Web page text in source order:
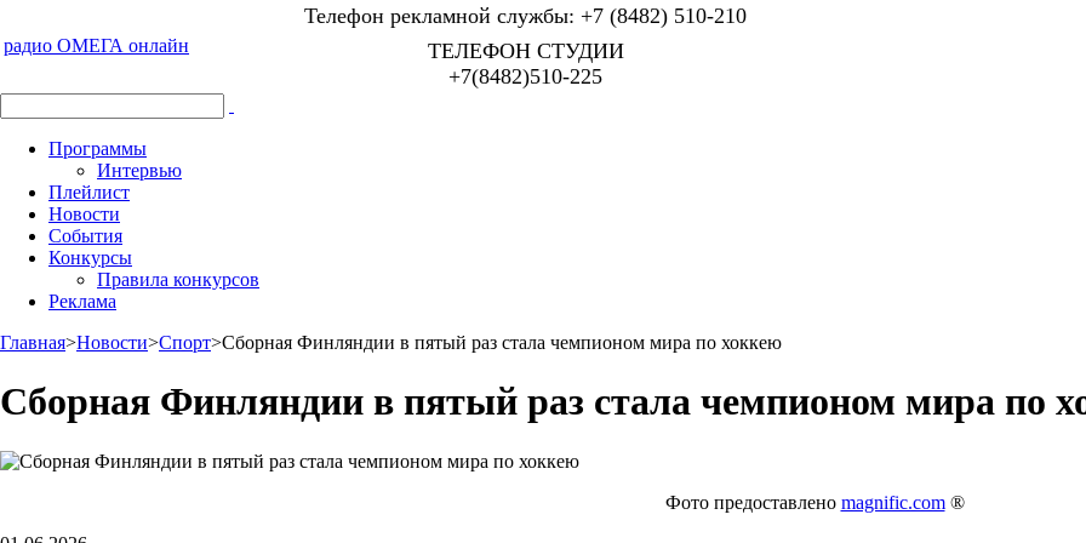
радио ОМЕГА онлайн
Телефон рекламной службы: +7 (8482) 510-210
ТЕЛЕФОН СТУДИИ
+7(8482)510-225
Программы
Интервью
Плейлист
Новости
События
Конкурсы
Правила конкурсов
Реклама
Главная>Новости>Спорт>Сборная Финляндии в пятый раз стала чемпионом мира по хоккею
Сборная Финляндии в пятый раз стала чемпионом мира по
Фото предоставлено magnific.com®